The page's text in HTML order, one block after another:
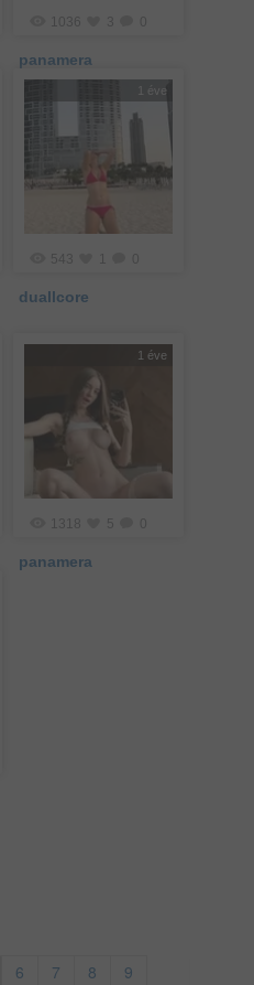
1036 3
panamera
1 éve
543
duallcore
1 éve
1318 5
panamera
6 7 8
9